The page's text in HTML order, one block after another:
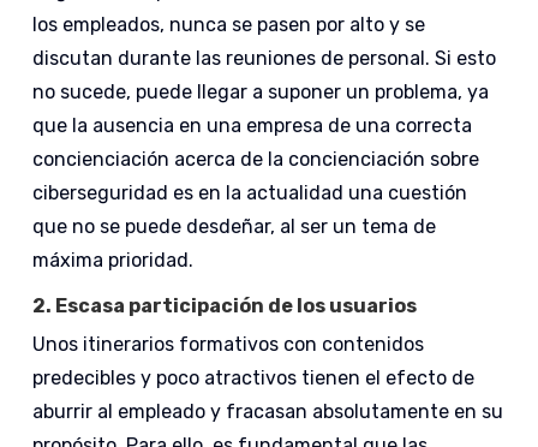
los empleados, nunca se pasen por alto y se
discutan durante las reuniones de personal. Si esto
no sucede, puede llegar a suponer un problema, ya
que la ausencia en una empresa de una correcta
concienciación acerca de la concienciación sobre
ciberseguridad es en la actualidad una cuestión
que no se puede desdeñar, al ser un tema de
máxima prioridad.
2. Escasa participación de los usuarios
Unos itinerarios formativos con contenidos
predecibles y poco atractivos tienen el efecto de
aburrir al empleado y fracasan absolutamente en su